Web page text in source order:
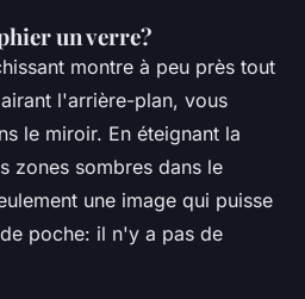
un verre?
montre à peu près tout
l'arrière-plan, vous
le miroir. En éteignant la
zones sombres dans le
une image qui puisse
poche: il n'y a pas de